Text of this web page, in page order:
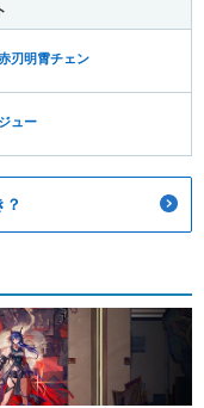
刃明霄チェン
ジュー
？